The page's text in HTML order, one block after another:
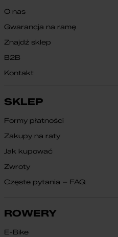
O nas
Gwarancja na ramę
Znajdź sklep
B2B
Kontakt
SKLEP
Formy płatności
Zakupy na raty
Jak kupować
Zwroty
Częste pytania – FAQ
ROWERY
E-Bike